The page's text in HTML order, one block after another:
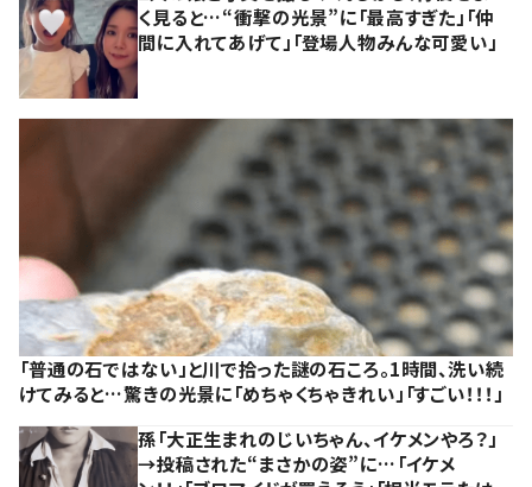
く見ると…“衝撃の光景”に「最高すぎた」「仲
間に入れてあげて」「登場人物みんな可愛い」
「普通の石ではない」と川で拾った謎の石ころ。1時間、洗い続
けてみると…驚きの光景に「めちゃくちゃきれい」「すごい！！！」
孫「大正生まれのじいちゃん、イケメンやろ？」
→投稿された“まさかの姿”に…「イケメ